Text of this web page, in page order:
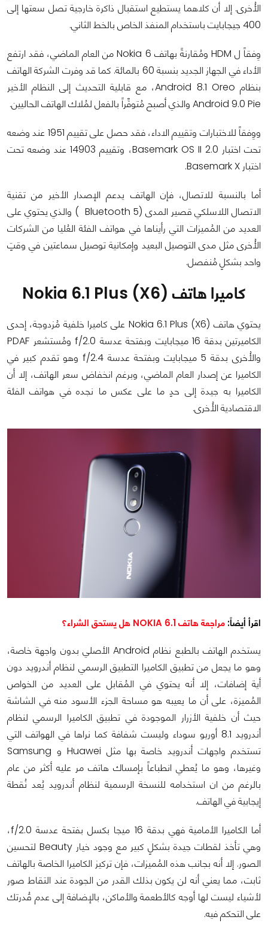
الأُخرى. إلا أن كلاهما يستطيع استقبال ذاكرة خارجية تصل سعتها إلى
400 جيجابايت باستخدام المنفذ الخاص بالخط الثاني.
وِفقاً ل HDM ومُقارنةً بهاتف Nokia 6 من العام الماضي، فقد ارتفع
الأداء في الجهاز الجديد بنسبة 60 بالمائة. كما قد وفرت الشركة الهاتف
بنظام Android 8.1 Oreo، مع قابلية التحديث إلى النظام الأخير
Android 9.0 Pie والذي أصبح مُتوفِّراً بالفعل لمُلاك الهاتف الحاليين.
ووِفقاً للاختبارات وتقييم الاداء، فقد حصل على تقييم 1951 عند وضعه
تحت اختبار Basemark OS II 2.0، وتقييم 14903 عند وضعه تحت
اختبار Basemark X.
أما بالنسبة للاتصال، فإن الهاتف يدعم الإصدار الأخير من تقنية
الاتصال اللاسلكي قصير المدى (Bluetooth 5 ) والذي يحتوي على
العديد من المُميزات التي رأيناها في هواتف الفئة العُليا من الشركات
الأُخرى مثل مدى التوصيل البعيد وإمكانية توصيل سماعتين في وقتٍ
واحد بشكلٍ مُنفصل.
كاميرا هاتف Nokia 6.1 Plus (X6)
يحتوي هاتف Nokia 6.1 Plus (X6) على كاميرا خلفية مُزدوجة، إحدى
الكاميرتين بدقة 16 ميجابايت وبفتحة عدسة f/2.0 ومُستشعر PDAF
والأُخرى بدقة 5 ميجابايت وبفتحة عدسة f/2.4 وهو تقدم كبير في
الكاميرا عن إصدار العام الماضي، وبرغم انخفاض سعر الهاتف، إلا أن
الكاميرا به جيدة إلى حدٍ ما على عكس ما نجده في هواتف الفئة
الاقتصادية الأُخرى.
اقرأ أيضاً: مراجعة هاتف NOKIA 6.1 هل يستحق الشراء؟
يستخدم الهاتف بالطبع نظام Android الأصلي بدون واجهة خاصة،
وهو ما يجعل من تطبيق الكاميرا التطبيق الرسمي لنظام أندرويد دون
أية إضافات، إلا أنه يحتوي في المُقابل على العديد من الخواص
المُميزة، على أن ما يعيبه هو مساحة الجزء الأسود منه في الشاشة
حيث أن خلفية الأزرار الموجودة في تطبيق الكاميرا الرسمي لنظام
أندرويد 8.1 أوريو سوداء وليست شفافة كما نراها في الهواتف التي
تستخدم واجهات أندرويد خاصة بها مثل Huawei و Samsung
وغيرها، وهو ما يُعطي انطباعاً بإمساك هاتف مر عليه أكثر من عام
بالرغم من ان استخدامه للنسخة الرسمية لنظام أندرويد يُعد نُقطة
إيجابية في الهاتف.
أما الكاميرا الأمامية فهي بدقة 16 ميجا بكسل بفتحة عدسة f/2.0،
وهي تأخذ لقطات جيدة بشكلٍ كبير مع وجود خيار Beauty لتحسين
الصور. إلا أنه بجانب هذه المُميزات، فإن تركيز الكاميرا الخاصة بالهاتف
ثابت، مما يعني أنه لن يكون بذلك القدر من الجودة عند التقاط صور
لأشياء ليست لها أوجه كالأطعمة والأماكن، بالإضافة إلى عدم قُدرتك
على التحكم فيه.